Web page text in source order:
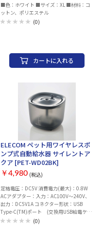
■色：ホワイト ■サイズ：XL ■材料：コ
ットン、ポリエステル
(0)
カートに入れる
ELECOM ペット用ワイヤレスポ
ンプ式自動給水器 サイレントア
クア [PET-WD02BK]
￥4,980 (税込)
定格電圧：DC5V 消費電力(最大)：0.8W
ACアダプター：入力：AC100V～240V、
出力：DC5V1A コネクター形状：USB
Type-C(TM)ポート (交換用USB給電ケー
ブル：USB Type-Cプラグ - USB-Aプラグ）
(0)